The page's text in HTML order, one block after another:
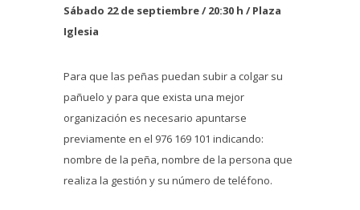
Sábado 22 de septiembre / 20:30 h / Plaza
Iglesia
Para que las peñas puedan subir a colgar su
pañuelo y para que exista una mejor
organización es necesario apuntarse
previamente en el 976 169 101 indicando:
nombre de la peña, nombre de la persona que
realiza la gestión y su número de teléfono.